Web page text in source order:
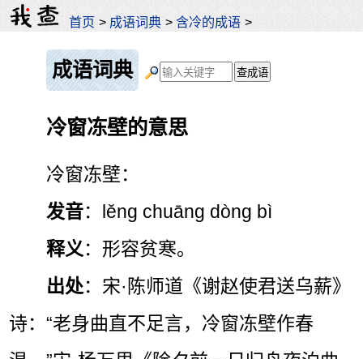
首页 > 成语词典 >含冷的成语 >
成语词典
冷窗冻壁的意思
冷窗冻壁：
发音：lěng chuāng dòng bì
释义 ：形容贫寒。
出处：宋·陈师道《谢赵使君送乌薪》
诗：“老身曲直不足言，冷窗冻壁作春